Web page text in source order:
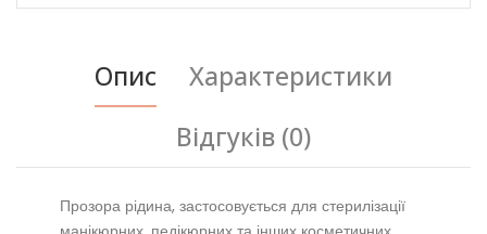
Опис
Характеристики
Відгуків (0)
Прозора рідина, застосовується для стерилізації